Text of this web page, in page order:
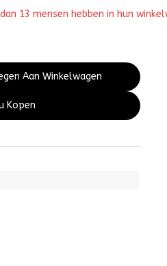
13 mensen hebben in hun
Aan Winkelwagen
Kopen